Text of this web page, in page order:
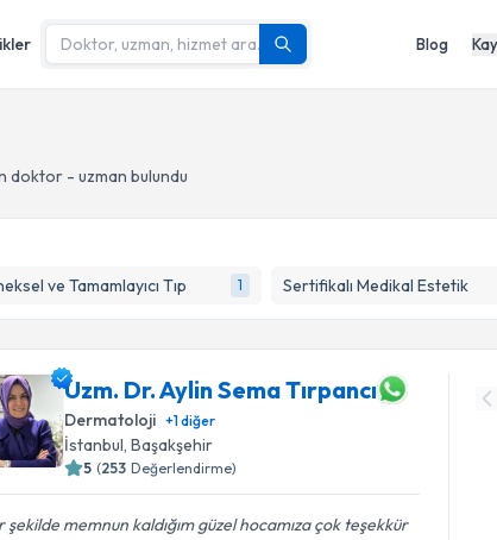
Blog
doktor - uzman bulundu
ve Tamamlayıcı Tıp 1 Sertifikalı Medikal Estetik
Uzm. Dr. Aylin Sema Tırpancı
Dermatoloji +1diğer
İstanbul, Başakşehir
5 (253 Değerlendirme)
şekilde memnun kaldığım güzel hocamıza çok teşekkür